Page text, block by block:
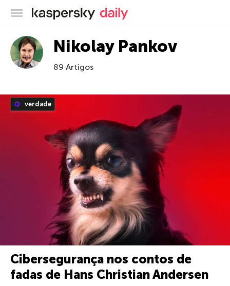
Blog oficial da Kaspersky
Nikolay Pankov
89 Artigos
verdade
Cibersegurança nos contos de
fadas de Hans Christian Andersen